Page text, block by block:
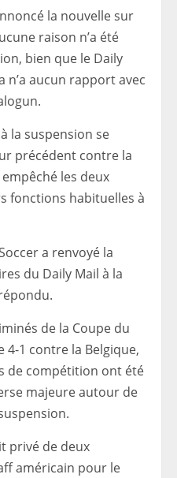
la nouvelle sur
raison n’a été
bien que le Daily
n’a aucun rapport avec
la suspension se
précédent contre la
les deux
fonctions habituelles à
a renvoyé la
du Daily Mail à la
de la Coupe du
4-1 contre la Belgique,
de compétition ont été
majeure autour de
privé de deux
américain pour le